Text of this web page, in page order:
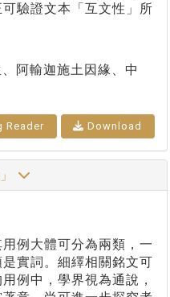
驗證文本「互文性」所
阿輸迦施土因緣、中
Reader Download
例大體可分為兩類，一
實詞。細繹相關銘文可
例中，學界視為通說，